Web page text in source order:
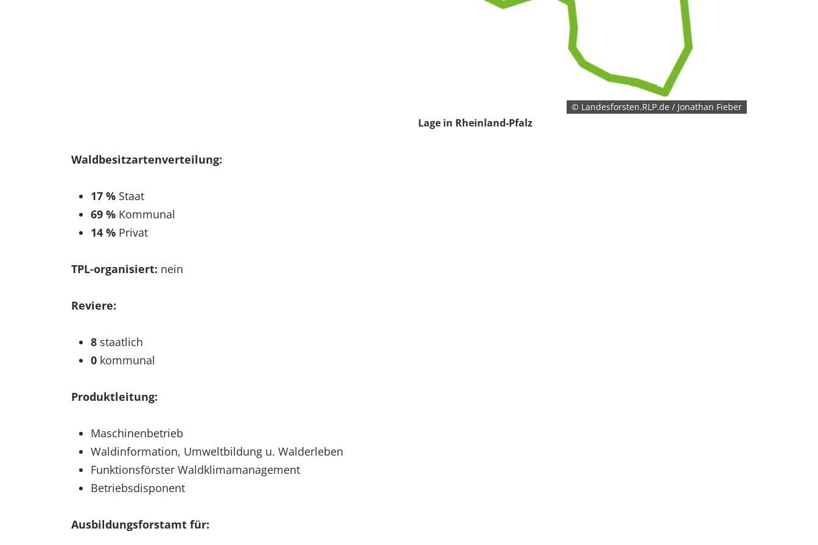
© Landesforsten.RLP.de / Jonathan Fieber
Lage in Rheinland-Pfalz
Waldbesitzartenverteilung:
17 % Staat
69 % Kommunal
14 % Privat
TPL-organisiert: nein
Reviere:
8 staatlich
0 kommunal
Produktleitung:
Maschinenbetrieb
Waldinformation, Umweltbildung u. Walderleben
Funktionsförster Waldklimamanagement
Betriebsdisponent
Ausbildungsforstamt für: